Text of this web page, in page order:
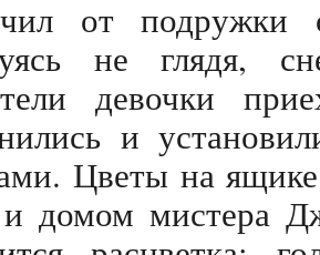
от подружки
не глядя,
девочки
и
Цветы на
и домом мистера